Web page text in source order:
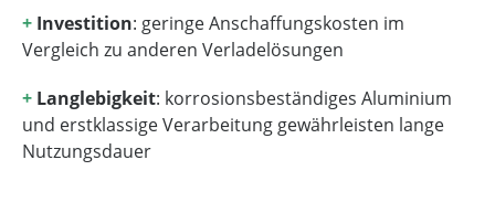
+ Investition: geringe Anschaffungskosten im
Vergleich zu anderen Verladelösungen
+ Langlebigkeit: korrosionsbeständiges Aluminium
und erstklassige Verarbeitung gewährleisten lange
Nutzungsdauer